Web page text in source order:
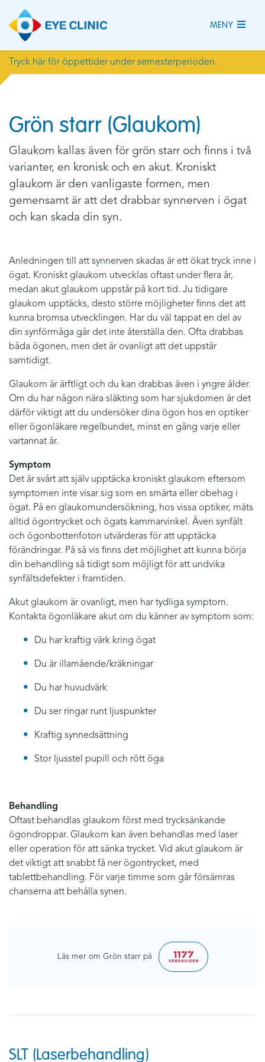
MENY
Tryck här för öppettider under semesterperioden.
Grön starr (Glaukom)
Glaukom kallas även för grön starr och finns i två
varianter, en kronisk och en akut. Kroniskt
glaukom är den vanligaste formen, men
gemensamt är att det drabbar synnerven i ögat
och kan skada din syn.
Anledningen till att synnerven skadas är ett ökat tryck inne i
ögat. Kroniskt glaukom utvecklas oftast under flera år,
medan akut glaukom uppstår på kort tid. Ju tidigare
glaukom upptäcks, desto större möjligheter finns det att
kunna bromsa utvecklingen. Har du väl tappat en del av
din synförmåga går det inte återställa den. Ofta drabbas
båda ögonen, men det är ovanligt att det uppstår
samtidigt.
Glaukom är ärftligt och du kan drabbas även i yngre ålder.
Om du har någon nära släkting som har sjukdomen är det
därför viktigt att du undersöker dina ögon hos en optiker
eller ögonläkare regelbundet, minst en gång varje eller
vartannat år.
Symptom
Det är svårt att själv upptäcka kroniskt glaukom eftersom
symptomen inte visar sig som en smärta eller obehag i
ögat. På en glaukomundersökning, hos vissa optiker, mäts
alltid ögontrycket och ögats kammarvinkel. Även synfält
och ögonbottenfoton utvärderas för att upptäcka
förändringar. På så vis finns det möjlighet att kunna börja
din behandling så tidigt som möjligt för att undvika
synfältsdefekter i framtiden.
Akut glaukom är ovanligt, men har tydliga symptom.
Kontakta ögonläkare akut om du känner av symptom som:
Du har kraftig värk kring ögat
Du är illamående/kräkningar
Du har huvudvärk
Du ser ringar runt ljuspunkter
Kraftig synnedsättning
Stor ljusstel pupill och rött öga
Behandling
Oftast behandlas glaukom först med trycksänkande
ögondroppar. Glaukom kan även behandlas med laser
eller operation för att sänka trycket. Vid akut glaukom är
det viktigt att snabbt få ner ögontrycket, med
tablettbehandling. För varje timme som går försämras
chanserna att behålla synen.
Läs mer om Grön starr på
SLT (Laserbehandling)